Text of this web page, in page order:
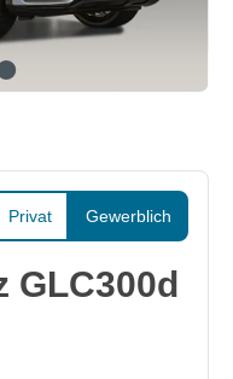
Privat Gewerblich
GLC300d